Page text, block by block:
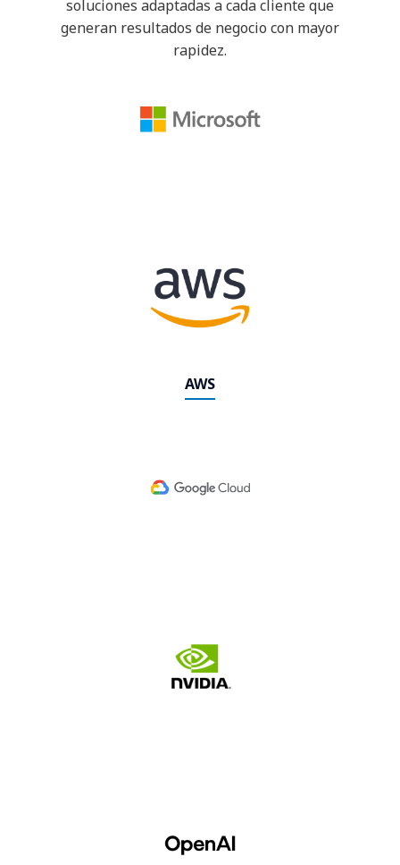
soluciones adaptadas a cada cliente que
generan resultados de negocio con mayor
rapidez.
AWS